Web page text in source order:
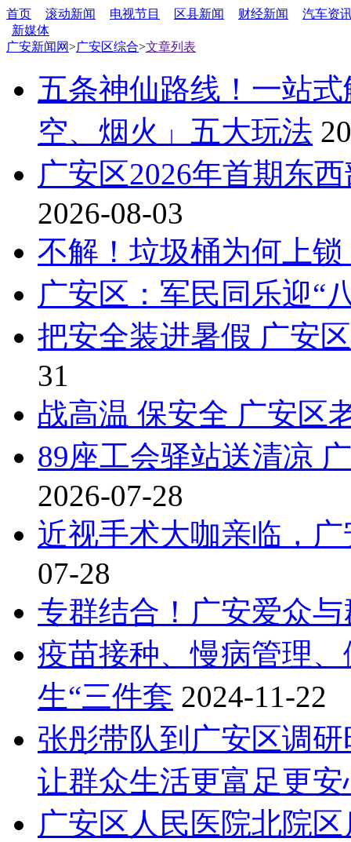
首页 滚动新闻 电视节目 区县新闻 财经新闻
汽车资
新媒体
广安新闻网>广安区综合>文章列表
五条神仙路线！一站
空、烟火」五大玩法
广安区2026年首期东
2026-08-03
不解！垃圾桶为何上锁
广安区：军民同乐迎“
把安全装进暑假 广安
31
战高温 保安全 广安区
89座工会驿站送清凉
2026-07-28
近视手术大咖亲临，
07-28
专群结合！广安爱众
疫苗接种、慢病管理
生“三件套 2024-11-22
张彤带队到广安区调
让群众生活更富足更安
广安区人民医院北院